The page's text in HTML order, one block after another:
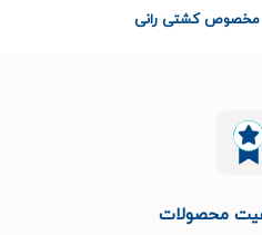
مخصوص کشتی رانی
محصولات